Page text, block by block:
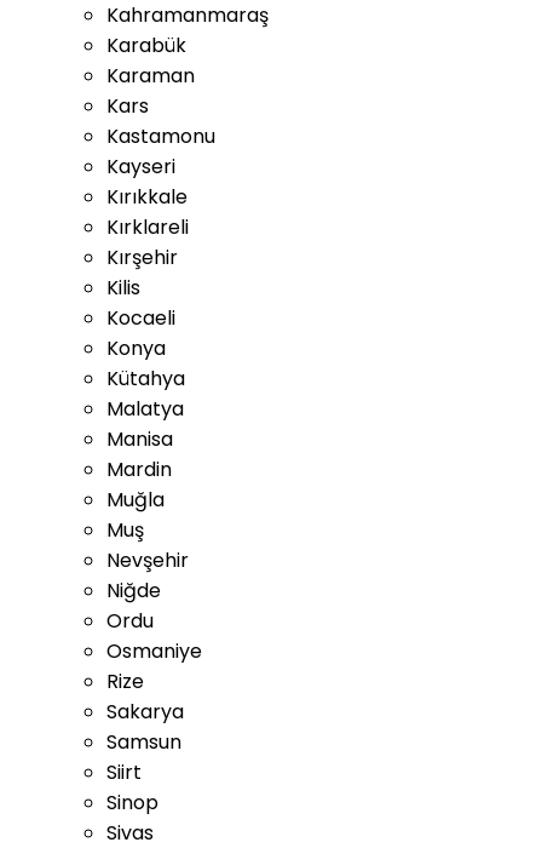
Kahramanmaraş
Karabük
Karaman
Kars
Kastamonu
Kayseri
Kırıkkale
Kırklareli
Kırşehir
Kilis
Kocaeli
Konya
Kütahya
Malatya
Manisa
Mardin
Muğla
Muş
Nevşehir
Niğde
Ordu
Osmaniye
Rize
Sakarya
Samsun
Siirt
Sinop
Sivas